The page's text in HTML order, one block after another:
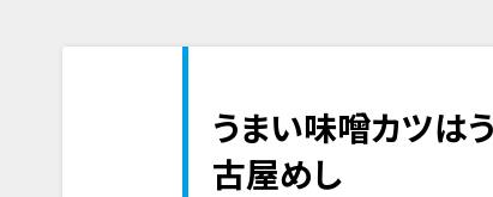
うまい味噌カツは
古屋めし